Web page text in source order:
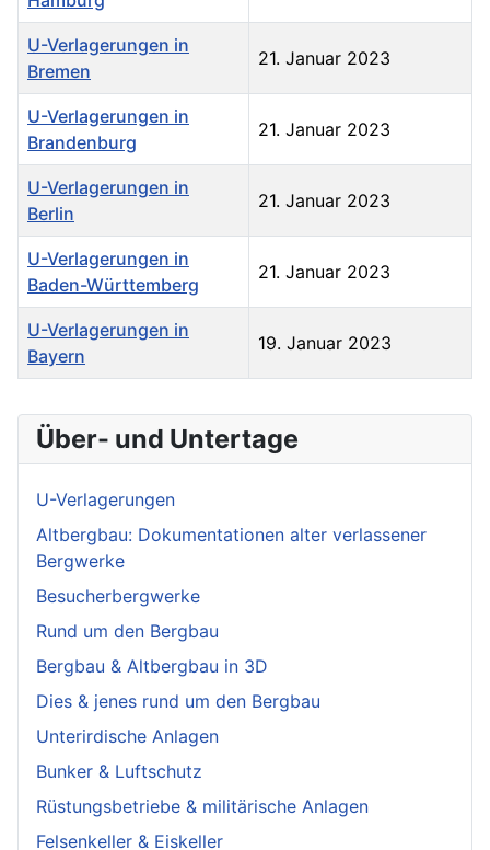
U-Verlagerungen in
Bremen
21. Januar 2023
U-Verlagerungen in
Brandenburg
21. Januar 2023
U-Verlagerungen in
Berlin
21. Januar 2023
U-Verlagerungen in
Baden-Württemberg
21. Januar 2023
U-Verlagerungen in
Bayern
19. Januar 2023
Über- und Untertage
U-Verlagerungen
Altbergbau: Dokumentationen alter verlassener
Bergwerke
Besucherbergwerke
Rund um den Bergbau
Bergbau & Altbergbau in 3D
Dies & jenes rund um den Bergbau
Unterirdische Anlagen
Bunker & Luftschutz
Rüstungsbetriebe & militärische Anlagen
Felsenkeller & Eiskeller